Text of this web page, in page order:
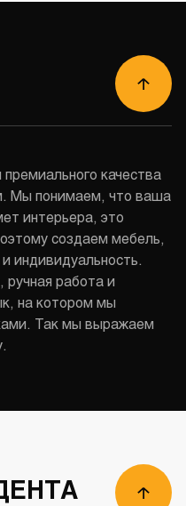
качества
Мы понимаем, что ваша
интерьера, это
создаем мебель,
индивидуальность.
ручная работа и
на котором мы
Так мы выражаем